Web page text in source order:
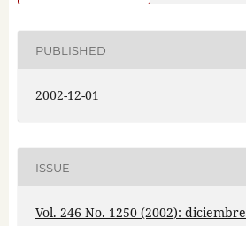
PUBLISHED
2002-12-01
ISSUE
Vol. 246 No. 1250 (2002): diciembre